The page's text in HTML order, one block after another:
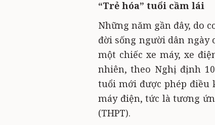
“Trẻ hóa” tuổi cầm lái
Những năm gần đây, do
đời sống người dân ngày
một chiếc xe máy, xe
nhiên, theo Nghị định
tuổi mới được phép điều
máy điện, tức là tương
(THPT).